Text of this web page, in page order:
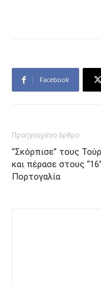
Facebook
Προηγούμενο άρθρο
“Σκόρπισε” τους
και πέρασε στους
Πορτογαλία